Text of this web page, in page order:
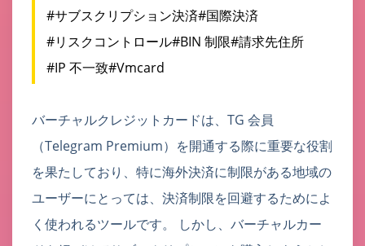
#サブスクリプション決済#国際決済
#リスクコントロール#BIN 制限#請求先住所
#IP 不一致#Vmcard
バーチャルクレジットカードは、TG 会員
（Telegram Premium）を開通する際に重要な役割
を果たしており、特に海外決済に制限がある地域の
ユーザーにとっては、決済制限を回避するためによ
く使われるツールです。 しかし、バーチャルカー